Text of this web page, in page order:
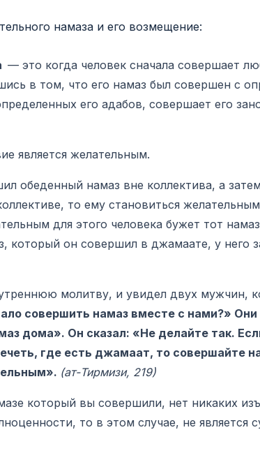
— это когда человек сначала совершает
в том, что его намаз был совершен с
его адабов, совершает его
является желательным.
обеденный намаз вне коллектива, а затем
то ему становиться
для этого человека бужет тот
который он совершил в джамаате, у него
совершить намаз вместе с нами?»
дома». Он сказал: «Не делайте так.
где есть джамаат, то совершайте
(ат-Тирмизи, 219)
который вы совершили, нет никаких
то в этом случае, не является